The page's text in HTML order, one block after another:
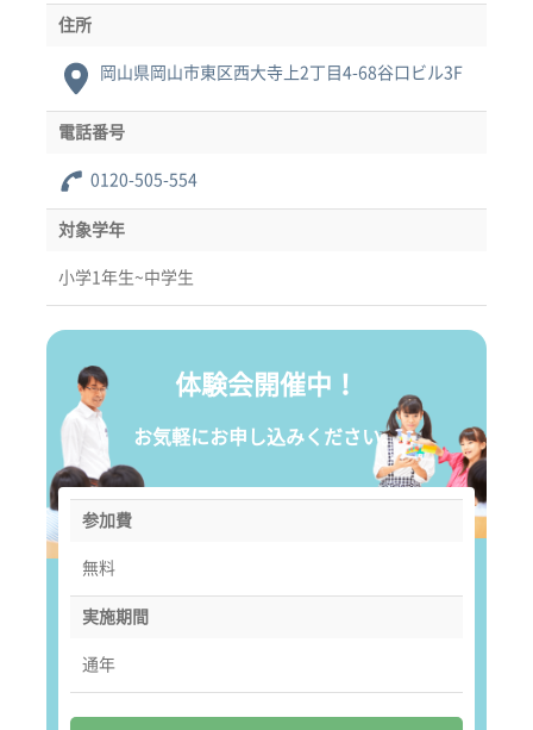
住所
岡山県岡山市東区西大寺上2丁目4-68谷口ビル3F
電話番号
0120-505-554
対象学年
小学1年生~中学生
体験会開催中！
お気軽にお申し込みください。
参加費
無料
実施期間
通年